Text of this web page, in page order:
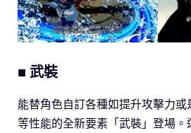
■ 武裝
能替角色自訂各種如提升攻擊力
等性能的全新要素「武裝」登場